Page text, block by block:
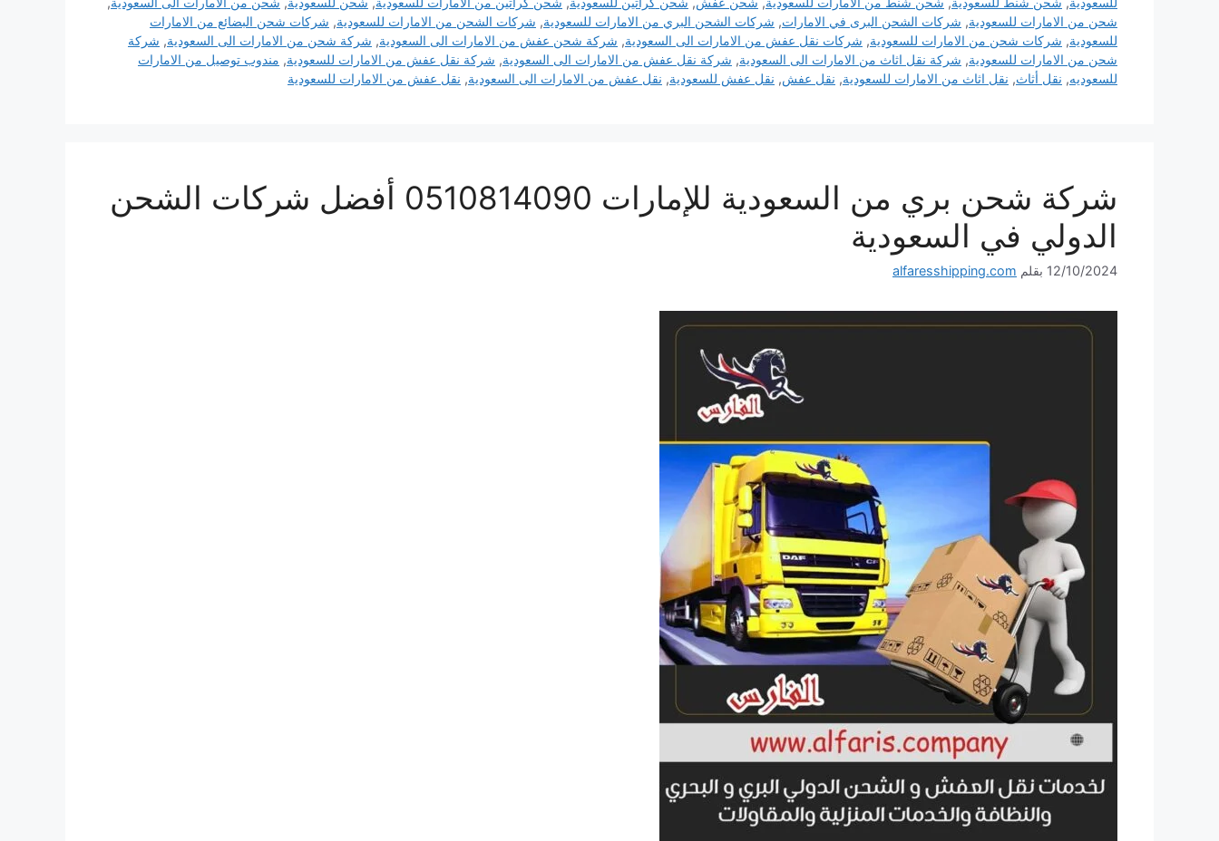
شحن من الامارات للسعودية, شركات الشحن البرى في الامارات, شركات الشحن البري من الامارات للسعودية, شركات الشحن من الامارات للسعودية, شركات شحن البضائع من الامارات
للسعودية, شركات شحن من الامارات للسعودية, شركات نقل عفش من الامارات الى السعودية, شركة شحن عفش من الامارات الى السعودية, شركة شحن من الامارات الى السعودية, شركة
شحن من الامارات للسعودية, شركة نقل اثاث من الامارات الى السعودية, شركة نقل عفش من الامارات الى السعودية, شركة نقل عفش من الامارات للسعودية, مندوب توصيل من الامارات
للسعوديه, نقل أثاث, نقل اثاث من الامارات للسعودية, نقل عفش, نقل عفش للسعودية, نقل عفش من الامارات الى السعودية, نقل عفش من الامارات للسعودية
شركة شحن بري من السعودية للإمارات 0510814090 أفضل شركات الشحن
الدولي في السعودية
12/10/2024 بقلم alfaresshipping.com